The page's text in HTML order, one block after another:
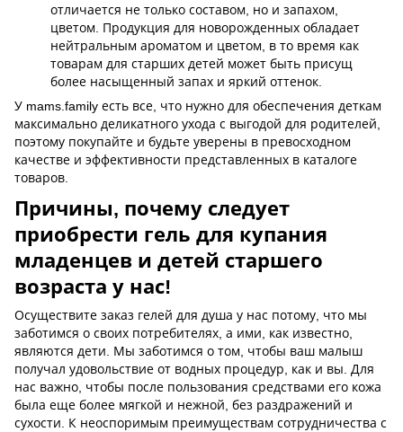
отличается не только составом, но и запахом,
цветом. Продукция для новорожденных обладает
нейтральным ароматом и цветом, в то время как
товарам для старших детей может быть присущ
более насыщенный запах и яркий оттенок.
У mams.family есть все, что нужно для обеспечения деткам
максимально деликатного ухода с выгодой для родителей,
поэтому покупайте и будьте уверены в превосходном
качестве и эффективности представленных в каталоге
товаров.
Причины, почему следует
приобрести гель для купания
младенцев и детей старшего
возраста у нас!
Осуществите заказ гелей для душа у нас потому, что мы
заботимся о своих потребителях, а ими, как известно,
являются дети. Мы заботимся о том, чтобы ваш малыш
получал удовольствие от водных процедур, как и вы. Для
нас важно, чтобы после пользования средствами его кожа
была еще более мягкой и нежной, без раздражений и
сухости. К неоспоримым преимуществам сотрудничества с